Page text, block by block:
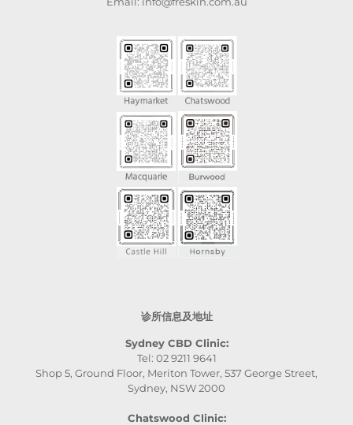
诊所信息及地址
Sydney CBD Clinic:
Tel: 02 9211 9641
Shop 5, Ground Floor, Meriton Tower, 537 George Street,
Sydney, NSW 2000
Chatswood Clinic: